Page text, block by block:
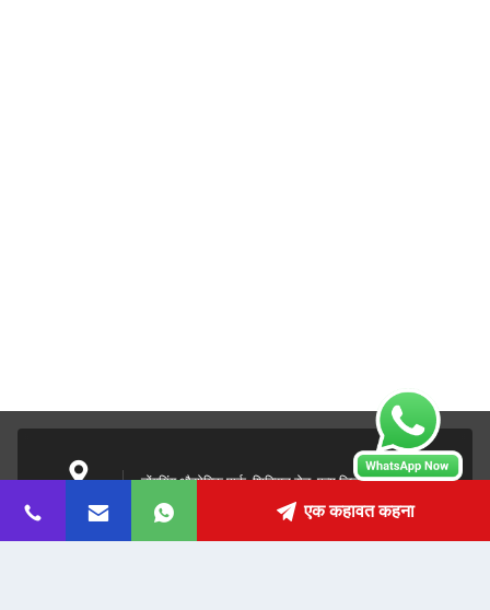
डोंगयिंग औद्योगिक पार्क, शिक्सिन रोड, पन्यू जिला, ग्वांगडोंग, चीन
एक कहावत कहना